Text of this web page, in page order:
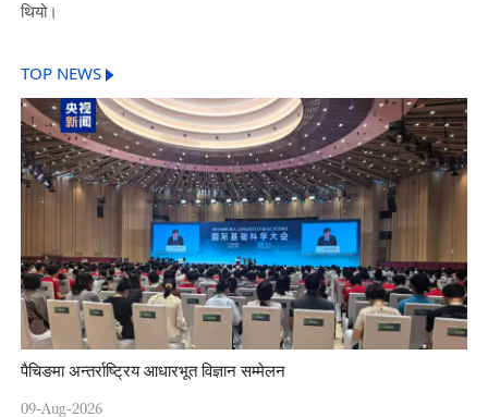
थियो।
TOP NEWS
पैचिङमा अन्तर्राष्ट्रिय आधारभूत विज्ञान सम्मेलन
09-Aug-2026